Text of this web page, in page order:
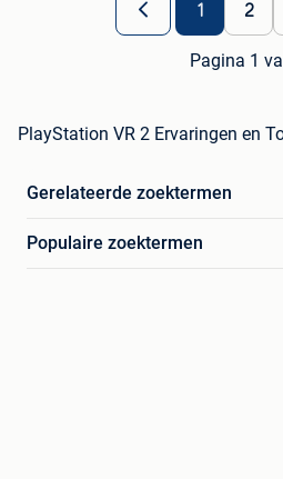
1 2
Pagina 1
PlayStation VR 2 Ervaringen en
Gerelateerde zoektermen
Populaire zoektermen